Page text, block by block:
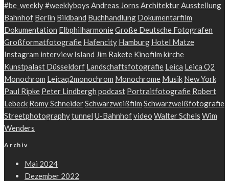
#be_weekly#weeklyboys Andreas Jorns ArchitekturAusstellung
Bahnhof Berlin Bildband Buchhandlung Dokumentarfilm
Dokumentation ElbphilharmonieGroße Deutsche Fotografen
Großformatfotografie Hafencity Hamburg Hotel Matze
Instagram interview Island Jim Rakete Kinofilm kirche
Kunstpalast Düsseldorf Landschaftsfotografie Leica Leica Q2
Monochrom Leicaq2monochrom Monochrome Musik New York
Paul Ripke Peter Lindbergh podcast Portraitfotografie Robert
Lebeck Romy SchneiderSchwarzweißfilm Schwarzweißfotografie
Streetphotographytunnel U-Bahnhofvideo Walter Schels Wim
Wenders
Archiv
Mai 2024
Dezember 2022